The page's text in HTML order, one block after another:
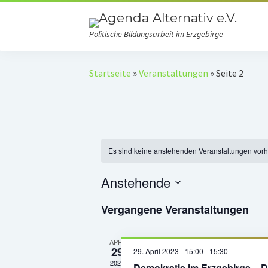
Politische Bildungsarbeit im Erzgebirge
Startseite »Veranstaltungen »Seite 2
Es sind keine anstehenden Veranstaltungen
Anstehende
wählen.
Vergangene Veranstaltungen
APR.
29
2023
29. April 2023 - 15:00 - 15:30